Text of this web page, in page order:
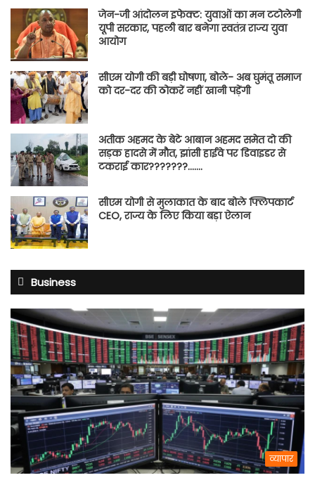
जेन-जी आंदोलन इफेक्ट: युवाओं का मन टटोलेगी
यूपी सरकार, पहली बार बनेगा स्वतंत्र राज्य युवा
आयोग
सीएम योगी की बड़ी घोषणा, बोले- अब घुमंतू समाज
को दर-दर की ठोकरें नहीं खानी पड़ेंगी
अतीक अहमद के बेटे आबान अहमद समेत दो की
सड़क हादसे में मौत, झांसी हाईवे पर डिवाइडर से
टकराई कार???????…….
सीएम योगी से मुलाकात के बाद बोले फ्लिपकार्ट
CEO, राज्य के लिए किया बड़ा ऐलान
Business
व्यापार